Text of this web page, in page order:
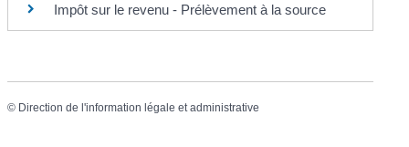
Impôt sur le revenu - Prélèvement à la source
© Direction de l'information légale et administrative